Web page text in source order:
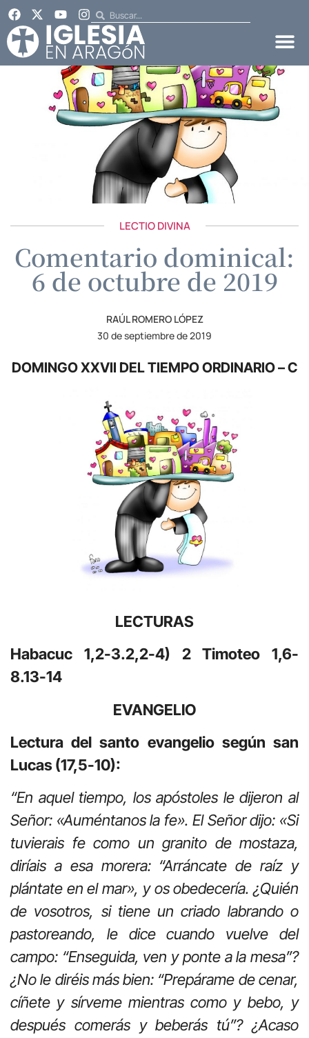
LECTIO DIVINA
Comentario dominical:
6 de octubre de 2019
RAÚL ROMERO LÓPEZ
30 de septiembre de 2019
DOMINGO XXVII DEL TIEMPO ORDINARIO – C
LECTURAS
Habacuc 1,2-3.2,2-4) 2 Timoteo 1,6-
8.13-14
EVANGELIO
Lectura del santo evangelio según san
Lucas (17,5-10):
“En aquel tiempo, los apóstoles le dijeron al
Señor: «Auméntanos la fe». El Señor dijo: «Si
tuvierais fe como un granito de mostaza,
diríais a esa morera: “Arráncate de raíz y
plántate en el mar», y os obedecería. ¿Quién
de vosotros, si tiene un criado labrando o
pastoreando, le dice cuando vuelve del
campo: “Enseguida, ven y ponte a la mesa”?
¿No le diréis más bien: “Prepárame de cenar,
cíñete y sírveme mientras como y bebo, y
después comerás y beberás tú”? ¿Acaso